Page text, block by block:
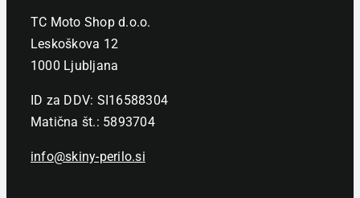
TC Moto Shop d.o.o.
Leskoškova 12
1000 Ljubljana
ID za DDV: SI16588304
Matična št.: 5893704
info@skiny-perilo.si